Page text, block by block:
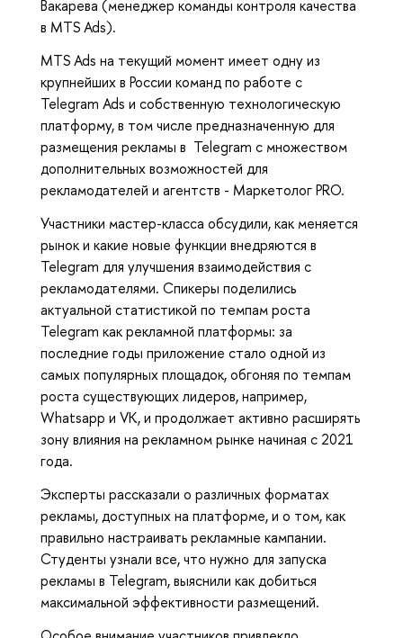
Вакарева (менеджер команды контроля качества
в MTS Ads).
MTS Ads на текущий момент имеет одну из
крупнейших в России команд по работе с
Telegram Ads и собственную технологическую
платформу, в том числе предназначенную для
размещения рекламы в Telegram с множеством
дополнительных возможностей для
рекламодателей и агентств - Маркетолог PRO.
Участники мастер-класса обсудили, как меняется
рынок и какие новые функции внедряются в
Telegram для улучшения взаимодействия с
рекламодателями. Спикеры поделились
актуальной статистикой по темпам роста
Telegram как рекламной платформы: за
последние годы приложение стало одной из
самых популярных площадок, обгоняя по темпам
роста существующих лидеров, например,
Whatsapp и VK, и продолжает активно расширять
зону влияния на рекламном рынке начиная с 2021
года.
Эксперты рассказали о различных форматах
рекламы, доступных на платформе, и о том, как
правильно настраивать рекламные кампании.
Студенты узнали все, что нужно для запуска
рекламы в Telegram, выяснили как добиться
максимальной эффективности размещений.